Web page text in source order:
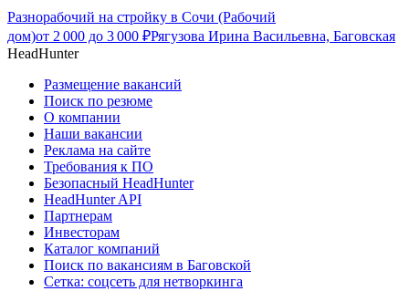
Разнорабочий на стройку в Сочи (Рабочий
дом)от 2 000 до 3 000 ₽Рягузова Ирина Васильевна, Баговская
HeadHunter
Размещение вакансий
Поиск по резюме
О компании
Наши вакансии
Реклама на сайте
Требования к ПО
Безопасный HeadHunter
HeadHunter API
Партнерам
Инвесторам
Каталог компаний
Поиск по вакансиям в Баговской
Сетка: соцсеть для нетворкинга